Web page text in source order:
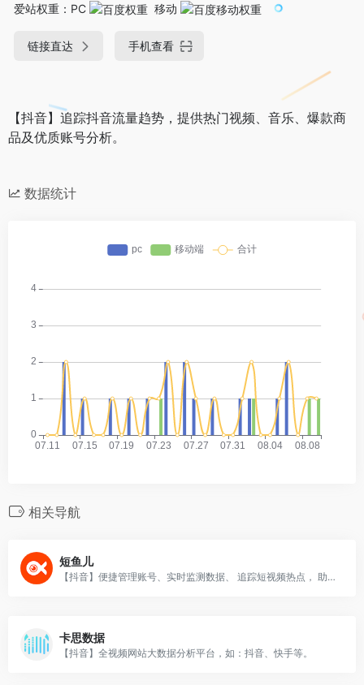
爱站权重： PC 移动
链接直达 手机查看
【抖音】追踪抖音流量趋势，提供热门视频、音乐、爆款商
品及优质账号分析。
数据统计
相关导航
短鱼儿
【抖音】便捷管理账号、实时监测数据、 追踪短视频热点， 助力短视频高效运营。
卡思数据
【抖音】全视频网站大数据分析平台，如：抖音、快手等。